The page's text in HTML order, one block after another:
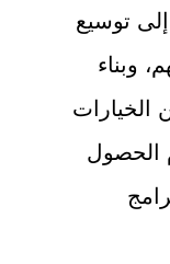
توسيع
وبناء
الخيارات
الحصول